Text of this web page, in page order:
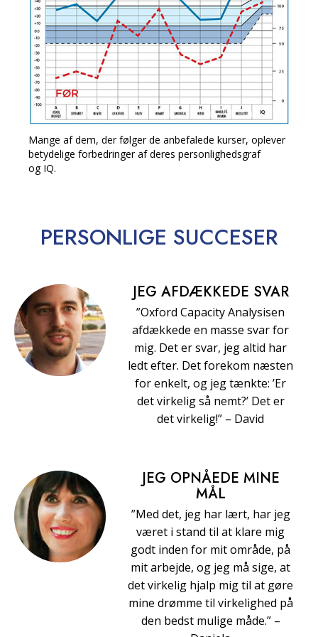
Mange af dem, der følger de anbefalede kurser, oplever
betydelige forbedringer af deres personlighedsgraf
og IQ.
PERSONLIGE SUCCESER
JEG AFDÆKKEDE SVAR
”Oxford Capacity Analysisen
afdækkede en masse svar for
mig. Det er svar, jeg altid har
ledt efter. Det forekom næsten
for enkelt, og jeg tænkte: ’Er
det virkelig så nemt?’ Det er
det virkelig!” – David
JEG OPNÅEDE MINE
MÅL
”Med det, jeg har lært, har jeg
været i stand til at klare mig
godt inden for mit område, på
mit arbejde, og jeg må sige, at
det virkelig hjalp mig til at gøre
mine drømme til virkelighed på
den bedst mulige måde.” –